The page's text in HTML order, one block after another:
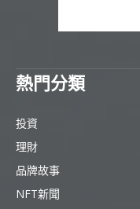
熱門分類
投資
理財
品牌故事
NFT新聞